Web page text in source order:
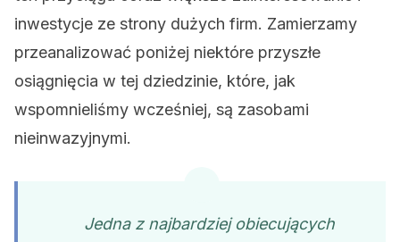
inwestycje ze strony dużych firm. Zamierzamy
przeanalizować poniżej niektóre przyszłe
osiągnięcia w tej dziedzinie, które, jak
wspomnieliśmy wcześniej, są zasobami
nieinwazyjnymi.
Jedna z najbardziej obiecujących